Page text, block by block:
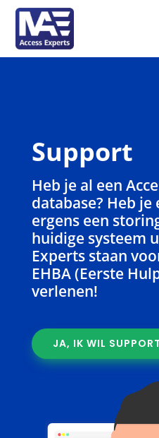
Support
Heb je al een
database? Heb
ergens een
huidige systeem
Experts staan
EHBA (Eerste
verlenen!
JA, IK WIL